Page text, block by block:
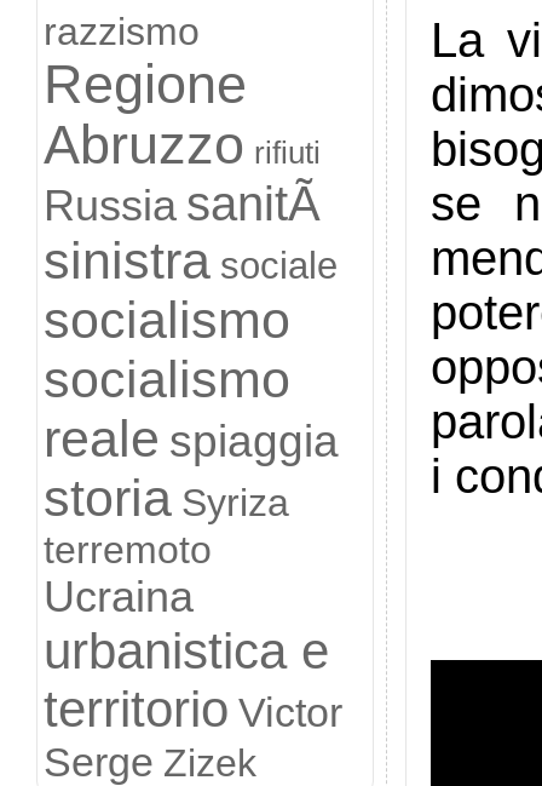
razzismo
Regione
Abruzzo rifiuti
Russia sanitÃ
sinistra sociale
socialismo
socialismo
reale spiaggia
storia Syriza
terremoto
Ucraina
urbanistica e
territorio Victor
Serge Zizek
La
se
i